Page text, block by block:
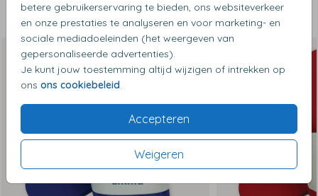
betere gebruikerservaring te bieden, ons websiteverkeer
en onze prestaties te analyseren en voor marketing- en
sociale mediadoeleinden (het weergeven van
gepersonaliseerde advertenties).
Je kunt jouw toestemming altijd wijzigen of intrekken op
ons ons cookiebeleid.
Accepteren
Weigeren
Dit vind je misschien ook leuk